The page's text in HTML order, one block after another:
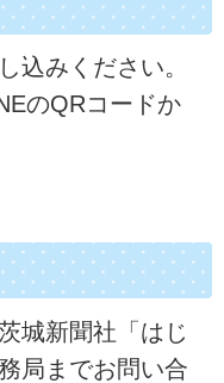
込みください。
のQRコードか
城新聞社「はじ
局までお問い合